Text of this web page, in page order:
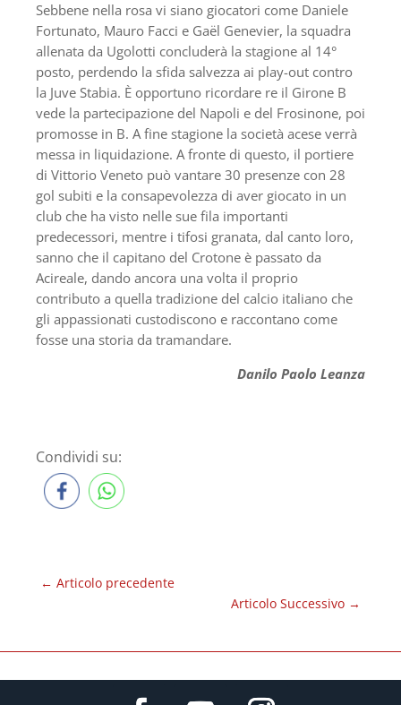
Sebbene nella rosa vi siano giocatori come Daniele
Fortunato, Mauro Facci e Gaël Genevier, la squadra
allenata da Ugolotti concluderà la stagione al 14°
posto, perdendo la sfida salvezza ai play-out contro
la Juve Stabia. È opportuno ricordare re il Girone B
vede la partecipazione del Napoli e del Frosinone, poi
promosse in B. A fine stagione la società acese verrà
messa in liquidazione. A fronte di questo, il portiere
di Vittorio Veneto può vantare 30 presenze con 28
gol subiti e la consapevolezza di aver giocato in un
club che ha visto nelle sue fila importanti
predecessori, mentre i tifosi granata, dal canto loro,
sanno che il capitano del Crotone è passato da
Acireale, dando ancora una volta il proprio
contributo a quella tradizione del calcio italiano che
gli appassionati custodiscono e raccontano come
fosse una storia da tramandare.
Danilo Paolo Leanza
Condividi su:
← Articolo precedente
Articolo Successivo →